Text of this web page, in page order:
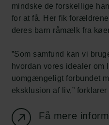
mindske de forskellige
for at få. Her fik
deres barn råmælk fra
”Som samfund kan vi
hvordan vores idealer om
uomgængeligt forbundet
eksklusion af liv,”
Få mere